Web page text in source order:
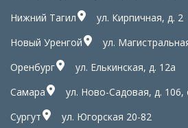
Нижний Тагил
ул. Кирпичная, д. 2
Новый Уренгой
ул.
Оренбург
ул. Елькинская, д. 12а
Самара
ул. Ново-Садовая, д. 106,
Сургут
ул. Югорская 20-82